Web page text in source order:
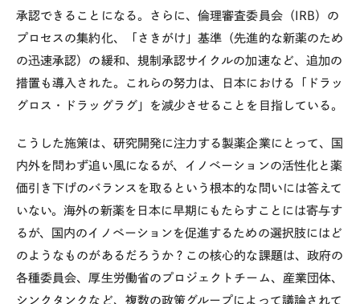
承認できることになる。さらに、倫理審査委員会（IRB）の
プロセスの集約化、「さきがけ」基準（先進的な新薬のため
の迅速承認）の緩和、規制承認サイクルの加速など、追加の
措置も導入された。これらの努力は、日本における「ドラッ
グロス・ドラッグラグ」を減少させることを目指している。
こうした施策は、研究開発に注力する製薬企業にとって、国
内外を問わず追い風になるが、イノベーションの活性化と薬
価引き下げのバランスを取るという根本的な問いには答えて
いない。海外の新薬を日本に早期にもたらすことには寄与す
るが、国内のイノベーションを促進するための選択肢にはど
のようなものがあるだろうか？この核心的な課題は、政府の
各種委員会、厚生労働省のプロジェクトチーム、産業団体、
シンクタンクなど、複数の政策グループによって議論されて